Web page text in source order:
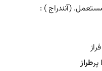
(آنندراج ) :
طراز